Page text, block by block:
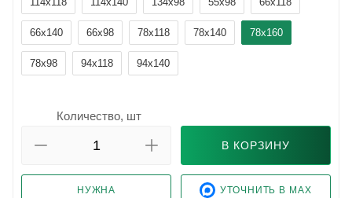
66x140 66x98 78x118 78x140 78x160
78x98 94x118 94x140
Количество, шт
В КОРЗИНУ
НУЖНА
УТОЧНИТЬ В MAX